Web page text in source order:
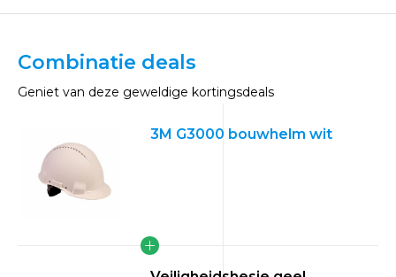
Combinatie deals
Geniet van deze geweldige kortingsdeals
3M G3000 bouwhelm wit